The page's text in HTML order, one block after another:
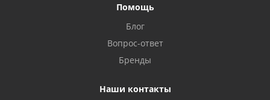
Помощь
Блог
Вопрос-ответ
Бренды
Наши контакты